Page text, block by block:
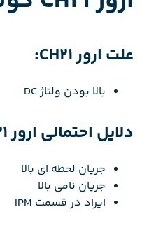
علت ارور CH21:
بالا بودن ولتاژ DC
دلایل احتمالی ارور CH21:
جریان لحظه ای بالا
جریان نامی بالا
ایراد در قسمت IPM